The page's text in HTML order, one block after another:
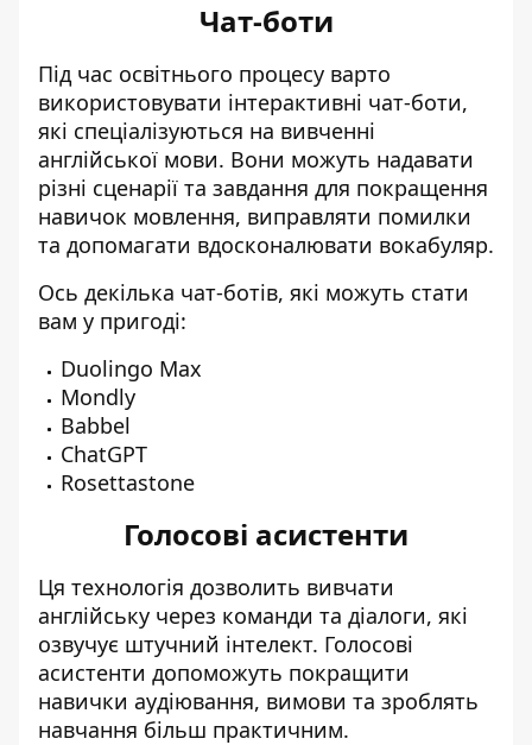
Чат-боти
Під час освітнього процесу варто
використовувати інтерактивні чат-боти,
які спеціалізуються на вивченні
англійської мови. Вони можуть надавати
різні сценарії та завдання для покращення
навичок мовлення, виправляти помилки
та допомагати вдосконалювати вокабуляр.
Ось декілька чат-ботів, які можуть стати
вам у пригоді:
Duolingo Max
Mondly
Babbel
ChatGPT
Rosettastone
Голосові асистенти
Ця технологія дозволить вивчати
англійську через команди та діалоги, які
озвучує штучний інтелект. Голосові
асистенти допоможуть покращити
навички аудіювання, вимови та зроблять
навчання більш практичним.